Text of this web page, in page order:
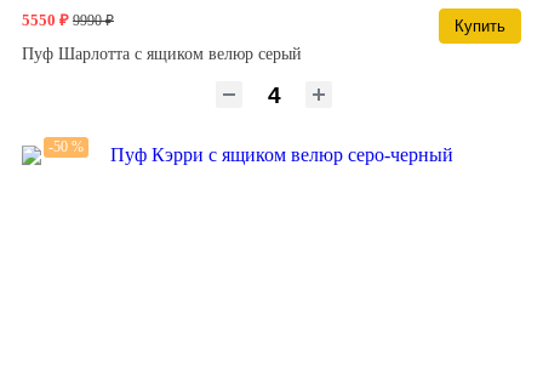
5550 ₽ 9990 ₽
Купить
Пуф Шарлотта с ящиком велюр серый
-50 %